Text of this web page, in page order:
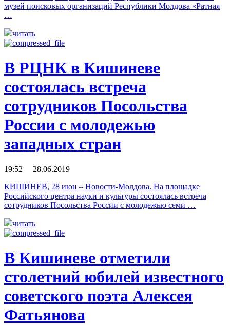
музей поисковых организаций Республики Молдова «Ратная
…
читать
В РЦНК в Кишиневе
состоялась встреча
сотрудников Посольства
России с молодежью
западных стран
19:52 28.06.2019
КИШИНЕВ, 28 июн – Новости-Молдова. На площадке
Российского центра науки и культуры состоялась встреча
сотрудников Посольства России с молодежью семи …
читать
В Кишиневе отметили
столетний юбилей известного
советского поэта Алексея
Фатьянова